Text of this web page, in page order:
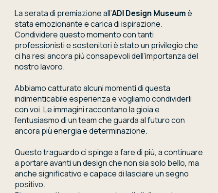
La serata di premiazione all’ADI Design Museumè
stata emozionante e carica di ispirazione.
Condividere questo momento con tanti
professionisti e sostenitori è stato un privilegio che
ci ha resi ancora più consapevoli dell’importanza del
nostro lavoro.
Abbiamo catturato alcuni momenti di questa
indimenticabile esperienza e vogliamo condividerli
con voi. Le immagini raccontano la gioia e
l’entusiasmo di un team che guarda al futuro con
ancora più energia e determinazione.
Questo traguardo ci spinge a fare di più, a continuare
a portare avanti un design che non sia solo bello, ma
anche significativo e capace di lasciare un segno
positivo.